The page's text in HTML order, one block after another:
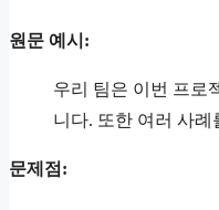
원문 예시:
우리 팀은 이번 프로
니다. 또한 여러 사
문제점: